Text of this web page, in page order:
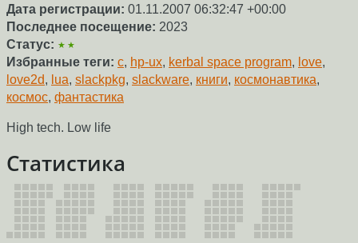
Дата регистрации: 01.11.2007 06:32:47 +00:00
Последнее посещение: 2023
Статус: ★★
Избранные теги: c, hp-ux, kerbal space program, love,
love2d, lua, slackpkg, slackware, книги, космонавтика,
космос, фантастика
High tech. Low life
Статистика